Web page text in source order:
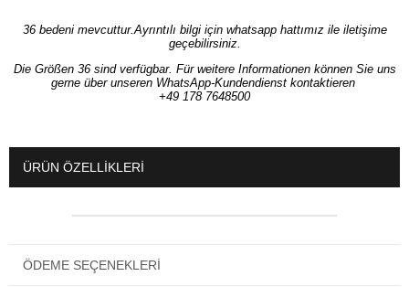
36 bedeni mevcuttur.Ayrıntılı bilgi için whatsapp hattımız ile iletişime
geçebilirsiniz.
Die Größen 36 sind verfügbar. Für weitere Informationen können Sie uns
gerne über unseren WhatsApp-Kundendienst kontaktieren
+49 178 7648500
ÜRÜN ÖZELLIKLERI
ÖDEME SEÇENEKLERI